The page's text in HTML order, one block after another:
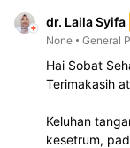
dr. Laila Syifa
None
General
Hai Sobat
Terimakasih
Keluhan
kesetrum,